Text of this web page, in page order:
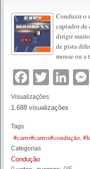
Conduzir o
captador de
dirigir muito
de pista
mouse ou a
Visualizações
1.688 visualizações
Tags
#carro#carros#condução,
Categorias
Condução